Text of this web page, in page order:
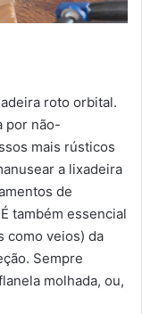
roto orbital.
por não-
mais rústicos
a lixadeira
de
também essencial
como veios) da
Sempre
molhada, ou,